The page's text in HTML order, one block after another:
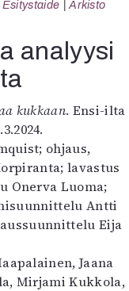
Esitystaide Arkisto
analyysi
kukkaan. Ensi-ilta
ohjaus,
lavastus
Onerva Luoma;
Antti
Eija
Jaana
Mirjami Kukkola,